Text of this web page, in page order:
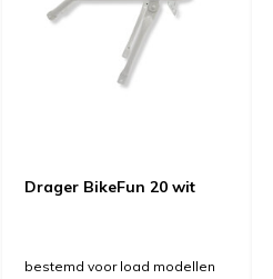
Drager BikeFun 20 wit
bestemd voor load modellen